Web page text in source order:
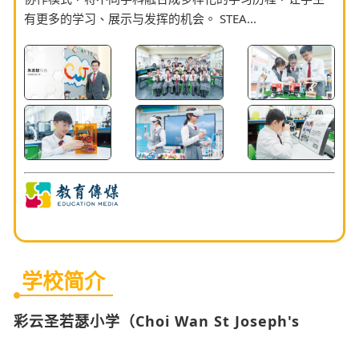
有更多的学习、展示与发挥的机会。 STEA...
学校简介
彩云圣若瑟小学（Choi Wan St Joseph's